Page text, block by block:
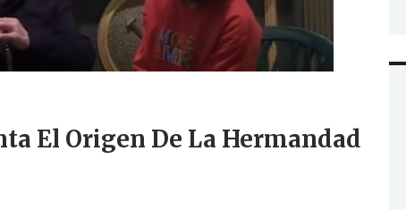
El Origen De La Hermandad